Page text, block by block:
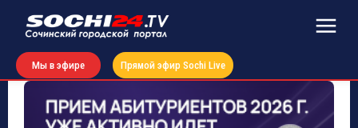
Мы в эфире Прямой эфир Sochi Live